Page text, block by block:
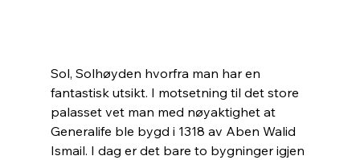
Sol, Solhøyden hvorfra man har en
fantastisk utsikt. I motsetning til det store
palasset vet man med nøyaktighet at
Generalife ble bygd i 1318 av Aben Walid
Ismail. I dag er det bare to bygninger igjen